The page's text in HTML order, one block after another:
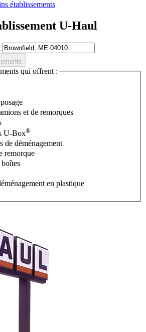
établissements
U-Haul
qui offrent :
et de remorques
U-Box®
de déménagement
remorque
en plastique